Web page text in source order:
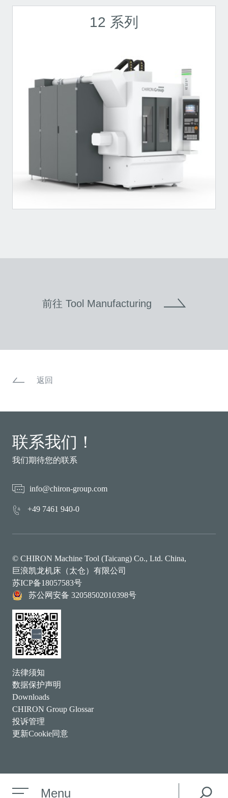
Menu
12 系列
前往 Tool Manufacturing
返回
联系我们！
我们期待您的联系
info@chiron-group.com
+49 7461 940-0
© CHIRON Machine Tool (Taicang) Co., Ltd. China,
巨浪凯龙机床（太仓）有限公司
苏ICP备18057583号
苏公网安备 32058502010398号
法律须知
数据保护声明
Downloads
CHIRON Group Glossar
投诉管理
更新Cookie同意